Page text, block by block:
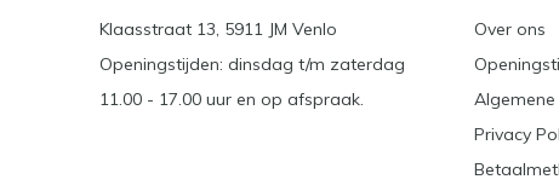
Klaasstraat 13, 5911 JM Venlo
Openingstijden: dinsdag t/m zaterdag
11.00 - 17.00 uur en op afspraak.
Over ons
Privacy